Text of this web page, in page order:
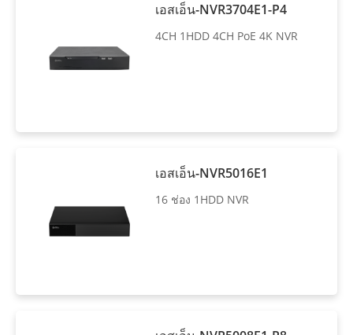
เอสเอ็น-NVR3704E1-P4
4CH 1HDD 4CH PoE 4K NVR
เอสเอ็น-NVR5016E1
16 ช่อง 1HDD NVR